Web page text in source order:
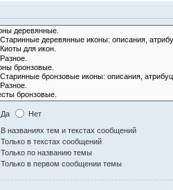
Да
Нет
В названиях тем и текстах сообщений
Только в текстах сообщений
Только по названию темы
Только в первом сообщении темы